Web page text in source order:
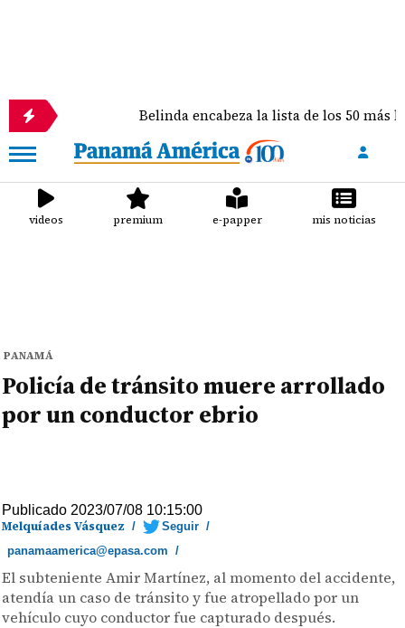
Belinda encabeza la lista de los 50 más bellos de
videos premium e-papper mis noticias
PANAMÁ
Policía de tránsito muere arrollado
por un conductor ebrio
Publicado 2023/07/08 10:15:00
Melquíades Vásquez / Seguir /
panamaamerica@epasa.com /
El subteniente Amir Martínez, al momento del accidente,
atendía un caso de tránsito y fue atropellado por un
vehículo cuyo conductor fue capturado después.